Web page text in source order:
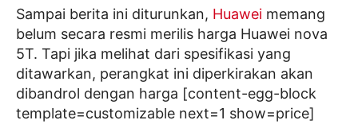
Sampai berita ini diturunkan, Huawei memang
belum secara resmi merilis harga Huawei nova
5T. Tapi jika melihat dari spesifikasi yang
ditawarkan, perangkat ini diperkirakan akan
dibandrol dengan harga [content-egg-block
template=customizable next=1 show=price]